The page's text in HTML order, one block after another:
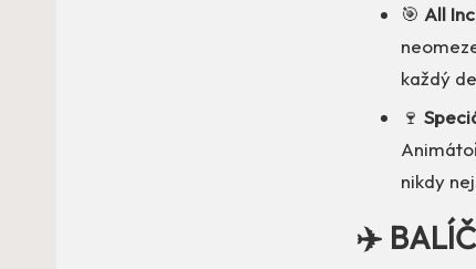
🎯 All
každý
🍷
nikdy
✈️